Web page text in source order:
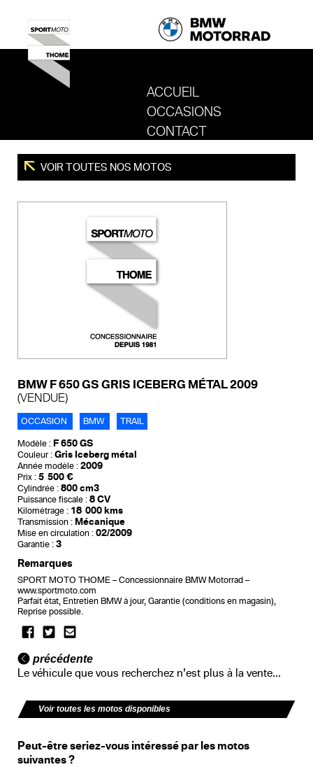
ACCUEIL
REVENIR AU SITE DE SPORT MOTO
OCCASIONS
CONTACT
VOIR TOUTES NOS MOTOS
BMW F 650 GS GRIS ICEBERG MÉTAL 2009
(VENDUE)
OCCASION BMW TRAIL
Modèle : F 650 GS
Couleur : Gris Iceberg métal
Année modèle : 2009
Prix : 5 500 €
Cylindrée : 800 cm3
Puissance fiscale : 8 CV
Kilométrage : 18 000 kms
Transmission : Mécanique
Mise en circulation : 02/2009
Garantie : 3
Remarques
SPORT MOTO THOME – Concessionnaire BMW Motorrad –
www.sportmoto.com
Parfait état, Entretien BMW à jour, Garantie (conditions en magasin),
Reprise possible.
précédente
Le véhicule que vous recherchez n'est plus à la vente...
Voir toutes les motos disponibles
Peut-être seriez-vous intéressé par les motos
suivantes ?